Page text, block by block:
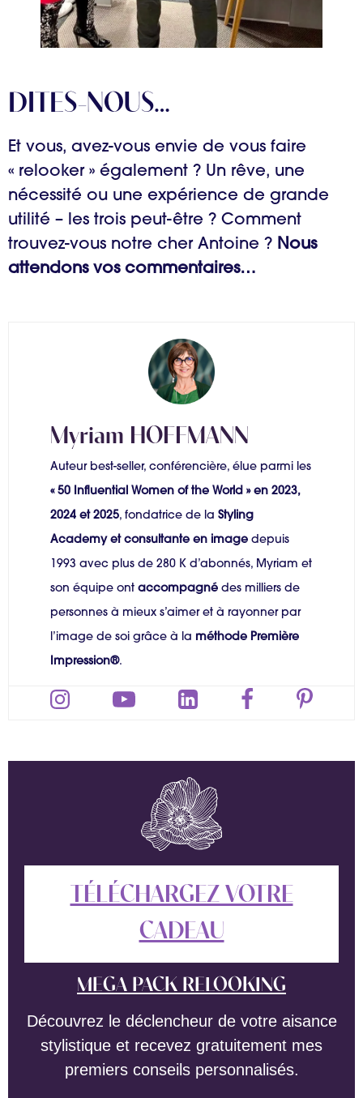
DITES-NOUS…
Et vous, avez-vous envie de vous faire
« relooker » également ? Un rêve, une
nécessité ou une expérience de grande
utilité – les trois peut-être ? Comment
trouvez-vous notre cher Antoine ? Nous
attendons vos commentaires…
Myriam HOFFMANN
Auteur best-seller, conférencière, élue parmi les
« 50 Influential Women of the World » en 2023,
2024 et 2025, fondatrice de la Styling
Academy et consultante en imagedepuis
1993 avec plus de 280 K d’abonnés, Myriam et
son équipe ont accompagnédes milliers de
personnes à mieux s’aimer et à rayonner par
l’image de soi grâce à la méthode Première
Impression®.
TÉLÉCHARGEZ VOTRE
CADEAU
MEGA PACK RELOOKING
Découvrez le déclencheur de votre aisance
stylistique et recevez gratuitement mes
premiers conseils personnalisés.